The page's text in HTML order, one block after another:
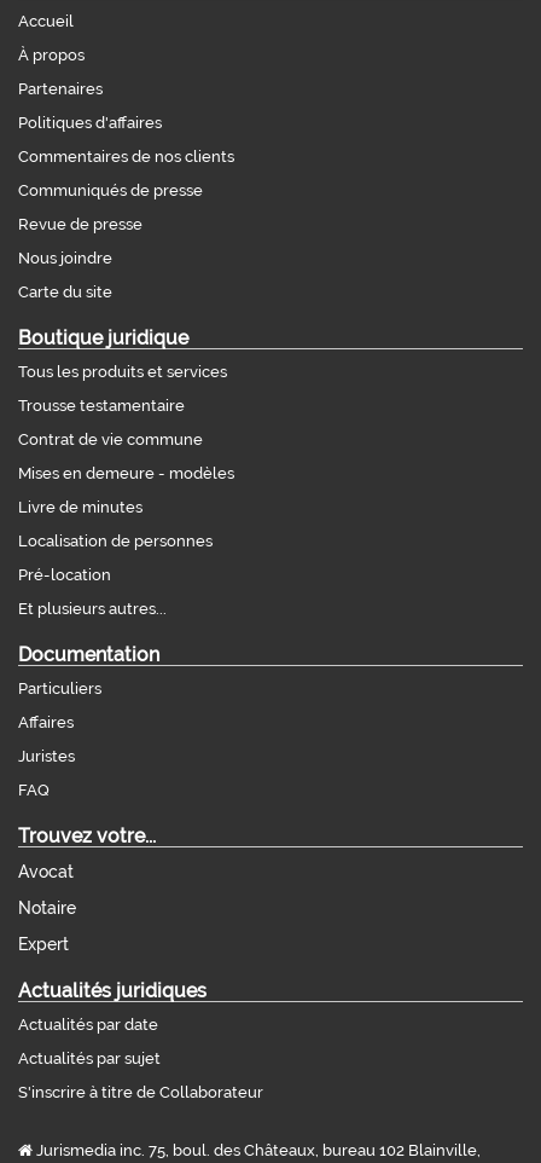
Accueil
À propos
Partenaires
Politiques d'affaires
Commentaires de nos clients
Communiqués de presse
Revue de presse
Nous joindre
Carte du site
Boutique juridique
Tous les produits et services
Trousse testamentaire
Contrat de vie commune
Mises en demeure - modèles
Livre de minutes
Localisation de personnes
Pré-location
Et plusieurs autres...
Documentation
Particuliers
Affaires
Juristes
FAQ
Trouvez votre...
Avocat
Notaire
Expert
Actualités juridiques
Actualités par date
Actualités par sujet
S'inscrire à titre de Collaborateur
Jurismedia inc. 75, boul. des Châteaux, bureau 102 Blainville,